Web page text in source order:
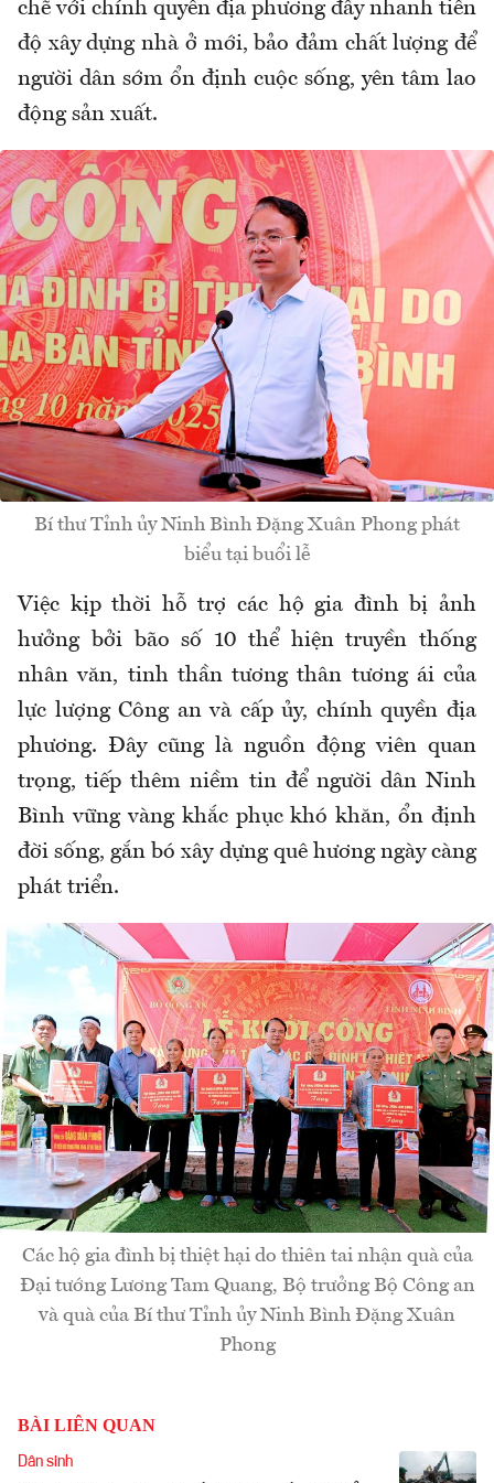
chẽ với chính quyền địa phương đẩy nhanh tiến
độ xây dựng nhà ở mới, bảo đảm chất lượng để
người dân sớm ổn định cuộc sống, yên tâm lao
động sản xuất.
Bí thư Tỉnh ủy Ninh Bình Đặng Xuân Phong phát
biểu tại buổi lễ
Việc kịp thời hỗ trợ các hộ gia đình bị ảnh
hưởng bởi bão số 10 thể hiện truyền thống
nhân văn, tinh thần tương thân tương ái của
lực lượng Công an và cấp ủy, chính quyền địa
phương. Đây cũng là nguồn động viên quan
trọng, tiếp thêm niềm tin để người dân Ninh
Bình vững vàng khắc phục khó khăn, ổn định
đời sống, gắn bó xây dựng quê hương ngày càng
phát triển.
Các hộ gia đình bị thiệt hại do thiên tai nhận quà của
Đại tướng Lương Tam Quang, Bộ trưởng Bộ Công an
và quà của Bí thư Tỉnh ủy Ninh Bình Đặng Xuân
Phong
BÀI LIÊN QUAN
Dân sinh